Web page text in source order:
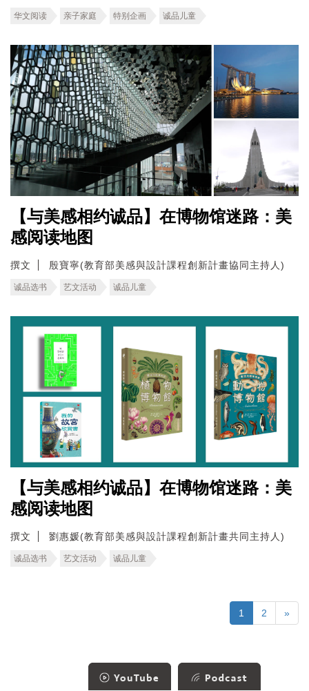
华文阅读 亲子家庭 特别企画 诚品儿童
【与美感相约诚品】在博物馆迷路：美
感阅读地图
撰文 殷寶寧(教育部美感與設計課程創新計畫協同主持人)
诚品选书 艺文活动 诚品儿童
【与美感相约诚品】在博物馆迷路：美
感阅读地图
撰文 劉惠媛(教育部美感與設計課程創新計畫共同主持人)
诚品选书 艺文活动 诚品儿童
1 2 »